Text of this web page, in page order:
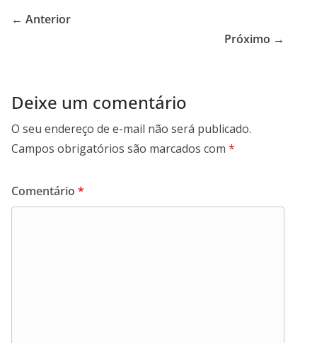
b
← Anterior
Próximo →
Deixe um comentário
O seu endereço de e-mail não será publicado.
Campos obrigatórios são marcados com *
Comentário *